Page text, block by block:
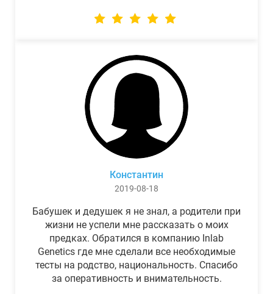
Константин
2019-08-18
Бабушек и дедушек я не знал, а родители при
жизни не успели мне рассказать о моих
предках. Обратился в компанию Inlab
Genetics где мне сделали все необходимые
тесты на родство, национальность. Спасибо
за оперативность и внимательность.